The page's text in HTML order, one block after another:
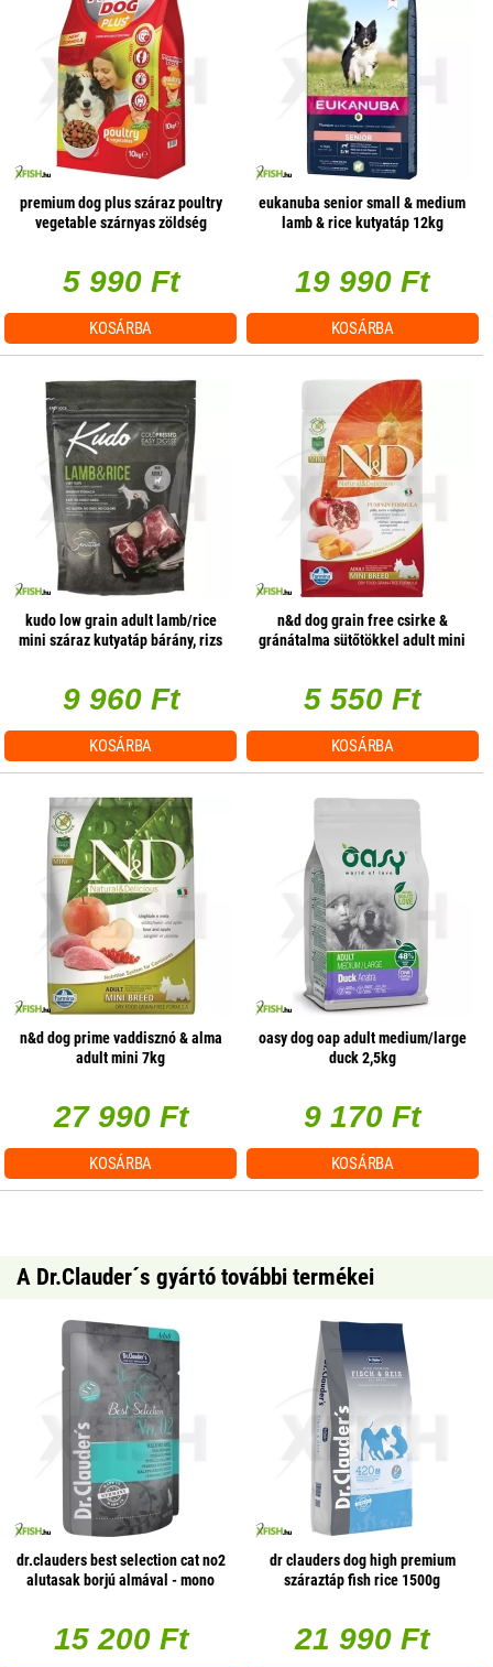
premium dog plus száraz poultry
vegetable szárnyas zöldség
5 990 Ft
KOSÁRBA
eukanuba senior small & medium
lamb & rice kutyatáp 12kg
19 990 Ft
KOSÁRBA
kudo low grain adult lamb/rice
mini száraz kutyatáp bárány, rizs
9 960 Ft
KOSÁRBA
n&d dog grain free csirke &
gránátalma sütőtökkel adult mini
5 550 Ft
KOSÁRBA
n&d dog prime vaddisznó & alma
adult mini 7kg
27 990 Ft
KOSÁRBA
oasy dog oap adult medium/large
duck 2,5kg
9 170 Ft
KOSÁRBA
A Dr.Clauder´s gyártó további termékei
dr.clauders best selection cat no2
alutasak borjú almával - mono
15 200 Ft
dr clauders dog high premium
száraztáp fish rice 1500g
21 990 Ft